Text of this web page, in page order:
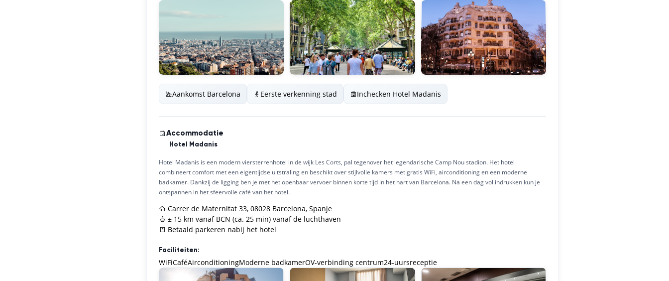
Aankomst Barcelona Eerste verkenning stad Inchecken Hotel Madanis
Accommodatie
Hotel Madanis
Hotel Madanis is een modern viersterrenhotel in de wijk Les Corts, pal tegenover het legendarische Camp Nou stadion. Het hotel
combineert comfort met een eigentijdse uitstraling en beschikt over stijlvolle kamers met gratis WiFi, airconditioning en een moderne
badkamer. Dankzij de ligging ben je met het openbaar vervoer binnen korte tijd in het hart van Barcelona. Na een dag vol indrukken kun je
ontspannen in het sfeervolle café van het hotel.
Carrer de Maternitat 33, 08028 Barcelona, Spanje
± 15 km vanaf BCN (ca. 25 min) vanaf de luchthaven
Betaald parkeren nabij het hotel
Faciliteiten:
WiFiCaféAirconditioningModerne badkamerOV-verbinding centrum24-uursreceptie